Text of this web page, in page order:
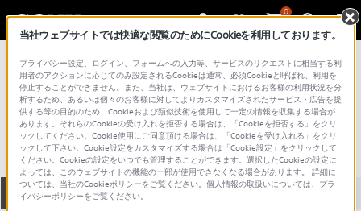
0
総合サポート・お問い合わせ プロフェッショナル／業務用
BK-500
全て ダウンロード 取扱説明書 Q&A
当社ウェブサイトでは快適な閲覧のためにCookieを利用しております。
プライバシー設定、ログイン、フォームへの入力等、サービスのリクエストに相当する利
用者のアクションに応じてのみ設定されるCookieは通常、必須Cookieと呼ばれ、利用を
停止することができません。また、当社は、ウェブサイトにおけるお客様の利用状況を分
析するため、あるいは個々のお客様に対してよりカスタマイズされたサービス・広告を提
供する等の目的のため、Cookieおよび類似技術を使用して一定の情報を収集する場合が
あります。それらのCookieの受け入れを拒否する場合は、「Cookieを拒否する」をクリ
ックしてください。Cookie使用にご同意頂ける場合は、「Cookieを受け入れる」をクリ
ックして下さい。Cookie設定をカスタマイズする場合は「Cookie設定」をクリックして
ください。Cookieの設定をいつでも管理することができます。選択したCookieの設定に
よっては、このウェブサイトの機能の一部が使用できなくなる場合があります。 詳細に
ついては、当社のCookieポリシーをご覧ください。個人情報の取扱いについては、プラ
イバシーポリシーをご覧ください。